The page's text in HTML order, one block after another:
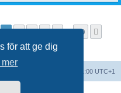
för att ge dig
mer
1av20
1 2 3 4 5 20
Alla tidsangivelser är UTC+01:00 UTC+1